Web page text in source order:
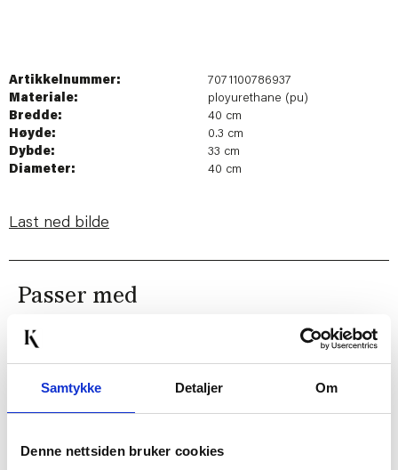
Samtykke Detaljer Om
Denne nettsiden bruker cookies
Artikkelnummer:
7071100786937
Materiale:
ployurethane (pu)
Bredde:
40 cm
Høyde:
0.3 cm
Dybde:
33 cm
Diameter:
40 cm
Last ned bilde
Passer med